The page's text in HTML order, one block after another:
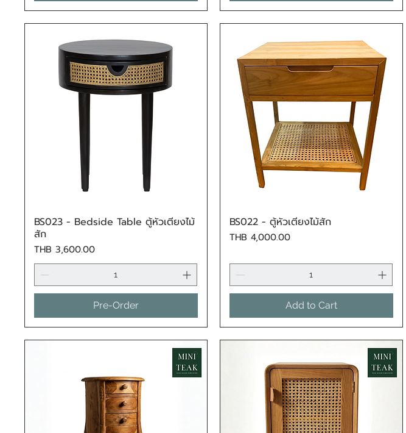
Quick View
BS023 - Bedside Table ตู้หัวเตียงไม้
สัก
Price
THB 3,600.00
Pre-Order
Quick View
BS022 - ตู้หัวเตียงไม้สัก
Price
THB 4,000.00
Add to Cart